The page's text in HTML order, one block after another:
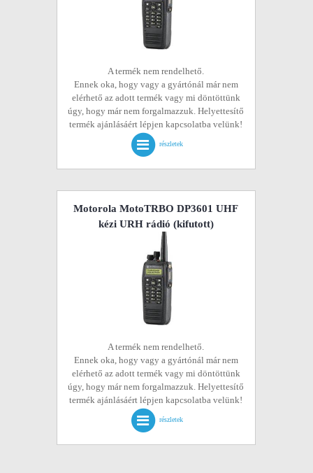
A termék nem rendelhető.
Ennek oka, hogy vagy a gyártónál már nem
elérhető az adott termék vagy mi döntöttünk
úgy, hogy már nem forgalmazzuk. Helyettesítő
termék ajánlásáért lépjen kapcsolatba velünk!
részletek
Motorola MotoTRBO DP3601 UHF
kézi URH rádió (kifutott)
A termék nem rendelhető.
Ennek oka, hogy vagy a gyártónál már nem
elérhető az adott termék vagy mi döntöttünk
úgy, hogy már nem forgalmazzuk. Helyettesítő
termék ajánlásáért lépjen kapcsolatba velünk!
részletek